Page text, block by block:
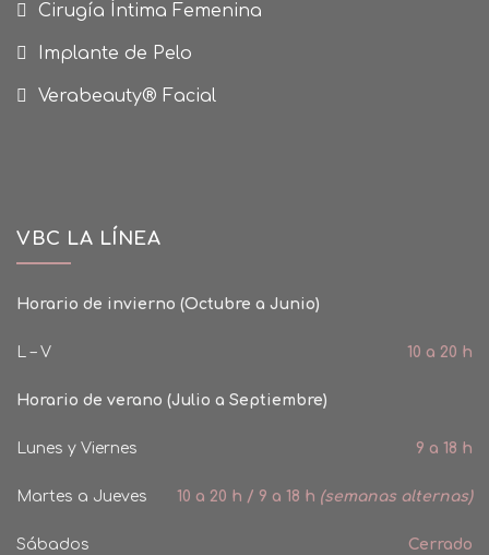
Cirugía Íntima Femenina
Implante de Pelo
Verabeauty® Facial
VBC LA LÍNEA
Horario de invierno (Octubre a Junio)
L – V 10 a 20 h
Horario de verano (Julio a Septiembre)
Lunes y Viernes 9 a 18 h
Martes a Jueves 10 a 20 h / 9 a 18 h (semanas alternas)
Sábados Cerrado